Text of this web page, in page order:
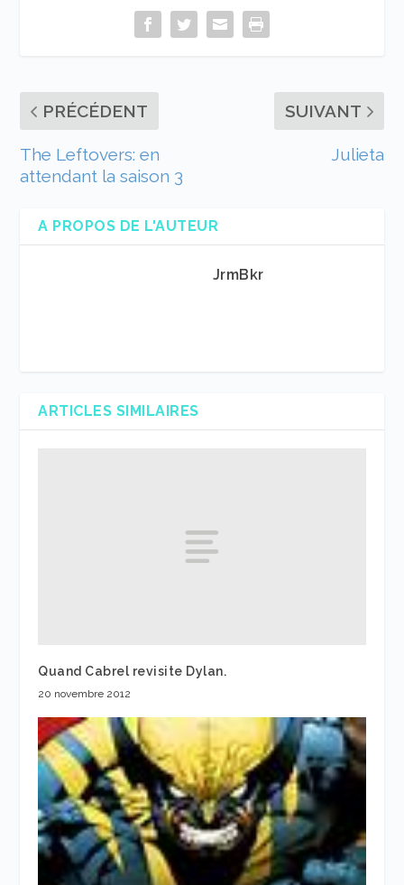
PRÉCÉDENT
The Leftovers: en
attendant la saison 3
SUIVANT
Julieta
A PROPOS DE L'AUTEUR
JrmBkr
ARTICLES SIMILAIRES
Quand Cabrel revisite Dylan.
20 novembre 2012